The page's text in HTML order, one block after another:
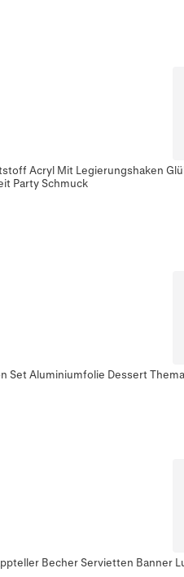
Acryl Mit Legierungshaken
Party Schmuck
Set Aluminiumfolie Dessert
Becher Servietten Banner